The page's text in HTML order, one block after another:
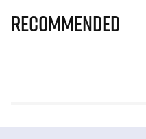
Recommended